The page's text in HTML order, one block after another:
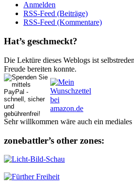
Anmelden
RSS-Feed (Beiträge)
RSS-Feed (Kommentare)
Hat’s ge­schmeckt?
Die Lektüre dieses Weblogs ist
Freude bereiten konnte.
Sehr willkommen wäre auch ein
zonebattler’s other zo­nes: